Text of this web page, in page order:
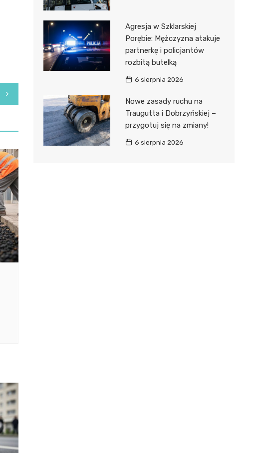
Agresja w Szklarskiej
Porębie: Mężczyzna atakuje
partnerkę i policjantów
rozbitą butelką
6 sierpnia 2026
Nowe zasady ruchu na
Traugutta i Dobrzyńskiej –
przygotuj się na zmiany!
6 sierpnia 2026